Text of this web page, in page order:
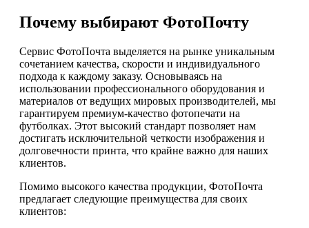
Почему выбирают ФотоПочту
Сервис ФотоПочта выделяется на рынке уникальным
сочетанием качества, скорости и индивидуального
подхода к каждому заказу. Основываясь на
использовании профессионального оборудования и
материалов от ведущих мировых производителей, мы
гарантируем премиум-качество фотопечати на
футболках. Этот высокий стандарт позволяет нам
достигать исключительной четкости изображения и
долговечности принта, что крайне важно для наших
клиентов.
Помимо высокого качества продукции, ФотоПочта
предлагает следующие преимущества для своих
клиентов: